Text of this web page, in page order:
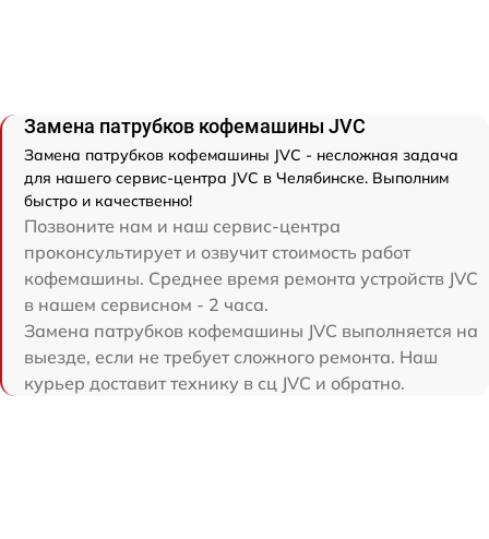
Замена патрубков кофемашины JVC
Замена патрубков кофемашины JVC - несложная задача
для нашего сервис-центра JVC в Челябинске. Выполним
быстро и качественно!
Позвоните нам и наш сервис-центра
проконсультирует и озвучит стоимость работ
кофемашины. Среднее время ремонта устройств JVC
в нашем сервисном - 2 часа.
Замена патрубков кофемашины JVC выполняется на
выезде, если не требует сложного ремонта. Наш
курьер доставит технику в сц JVC и обратно.